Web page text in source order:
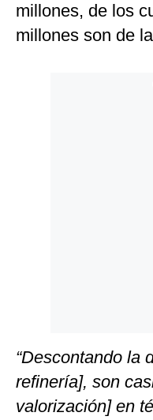
millones, de los
millones son de
“Descontando la
refinería], son
valorización] en